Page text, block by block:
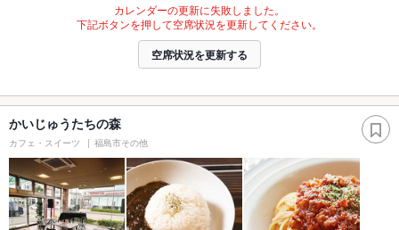
カレンダーの更新に失敗しました。
下記ボタンを押して空席状況を更新してください。
空席状況を更新する
かいじゅうたちの森
カフェ・スイーツ 福島市その他